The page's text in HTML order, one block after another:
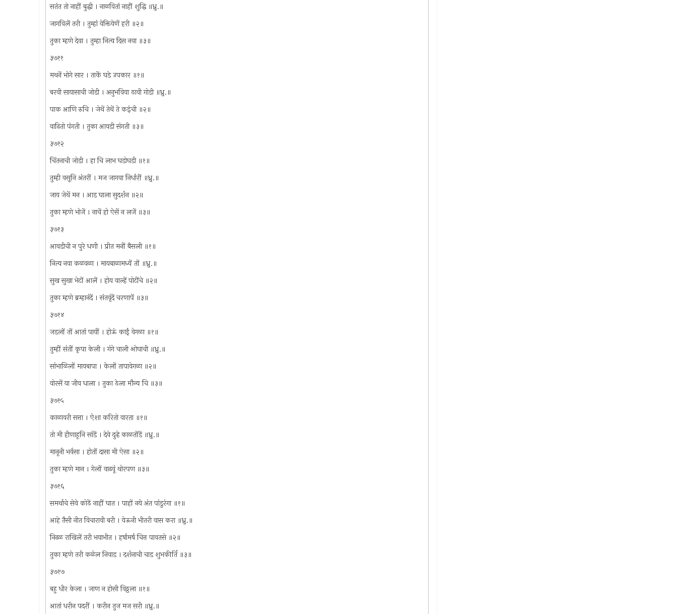
सतंत तो नाहीं बुद्धी । नाळवितां नाहीं शुद्धि ॥ध्रु.॥
जागविलें तरी । तुम्हां वेक्तियेणें हरी ॥२॥
तुका म्हणे देवा । तुम्हा नित्य दिस नवा ॥३॥
३७११
मथनें भोगे सार । ताकें घडे उपकार ॥१॥
बरवी सायासाची जोडी । अनुभविया ठावी गोडी ॥ध्रु.॥
पाक आणि रुचि । जेथें तेथें ते कइंची ॥२॥
वाढितो पंगती । तुका आवडी संगती ॥३॥
३७१२
चिंतनाची जोडी । हा चि लाभ घडोघडी ॥१॥
तुम्ही वसूनि अंतरीं । मज जागवा निर्धारीं ॥ध्रु.॥
जाय जेथें मन । आड घाला सुदर्शन ॥२॥
तुका म्हणे भोजें । नाचें हो ऐसें न लजें ॥३॥
३७१३
आवडीची न पुरे धणी । प्रीत मनीं बैसली ॥१॥
नित्य नवा कळवळा । मायबाळामध्यें तों ॥ध्रु.॥
सुख सुखा भेटों आलें । होय वाल्हें पोटींचे ॥२॥
तुका म्हणे ब्रम्हानंदें । संतवृंदें चरणापें ॥३॥
३७१४
जडलों तों आतां पायीं । होऊं काईं वेगळा ॥१॥
तुम्हीं संतीं कृपा केली । गंगे चाली ओघाची ॥ध्रु.॥
सांभाळिलों मायबापा । केलों तापावेगळा ॥२॥
वोरसें या जीव धाला । तुका ठेला मौन्य चि ॥३॥
३७१५
काळावरी सत्ता । ऐशा करितो वारता ॥१॥
तो मी हीणाहूनि सांडें । देवे दुर्‍हे काळतोंडें ॥ध्रु.॥
मानूनी भर्वसा । होतों दासा मी ऐसा ॥२॥
तुका म्हणे मान । गेलों वाढवूं थोरपण ॥३॥
३७१६
समर्थाचे सेवे कोठें नाहीं घात । पाहों नये अंत पांडुरंगा ॥१॥
आहे तैसी नीत विचारावी बरी । येऊनी भीतरी वास करा ॥ध्रु.॥
निढळ राखिलें तरी भयाभीत । हर्षामर्ष चित्त पावतसे ॥२॥
तुका म्हणे तरी कळेल निवाड । दर्शनाची चाड शुभकीर्ति ॥३॥
३७१७
बहु धीर केला । जाण न होसी विठ्ठला ॥१॥
आतां धरीन पदरीं । करीन तुज मज सरी ॥ध्रु.॥